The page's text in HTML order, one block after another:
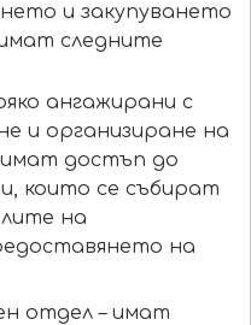
и закупуването
следните
ангажирани с
и организиране на
имат достъп до
които се събират
на
на
отдел – имат